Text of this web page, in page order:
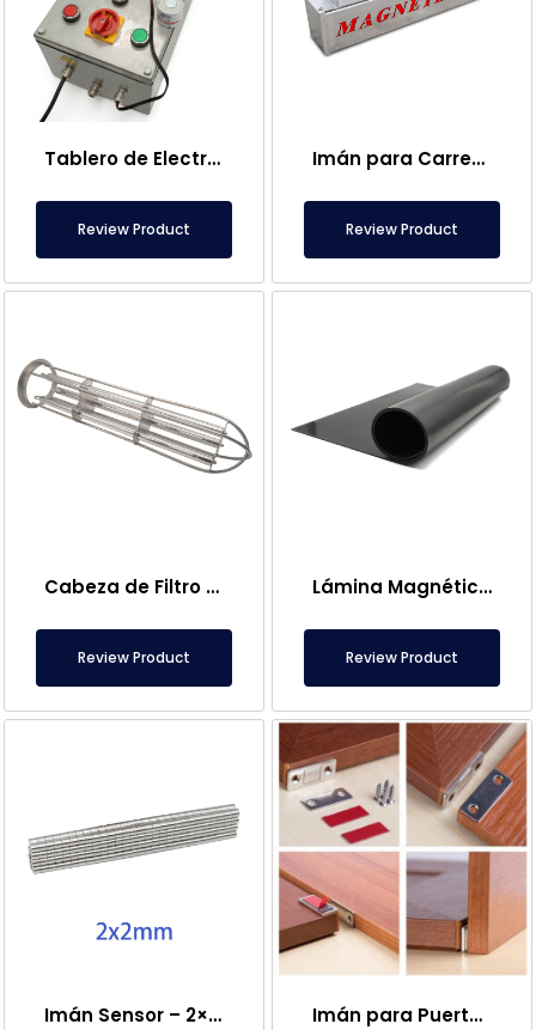
Tablero de Electroimanes
Review Product
Imán para Carretilla Elevadora – Completamente Inoxidable – 10 cm Distancia Efectiva – Fácil Liberación con Asa
Review Product
Cabeza de Filtro Magnético de Bolsa
Review Product
Lámina Magnética – Para Uso en el Suelo – Apto para Alimentos
Review Product
Imán Sensor – 2×2 mm Imán para Puerta de Caravana